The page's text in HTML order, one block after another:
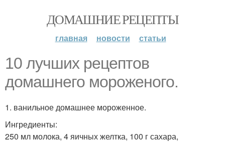
ДОМАШНИЕ РЕЦЕПТЫ
главная новости статьи
10 лучших рецептов
домашнего мороженого.
1. ванильное домашнее мороженное.
Ингредиенты:
250 мл молока, 4 яичных желтка, 100 г сахара,